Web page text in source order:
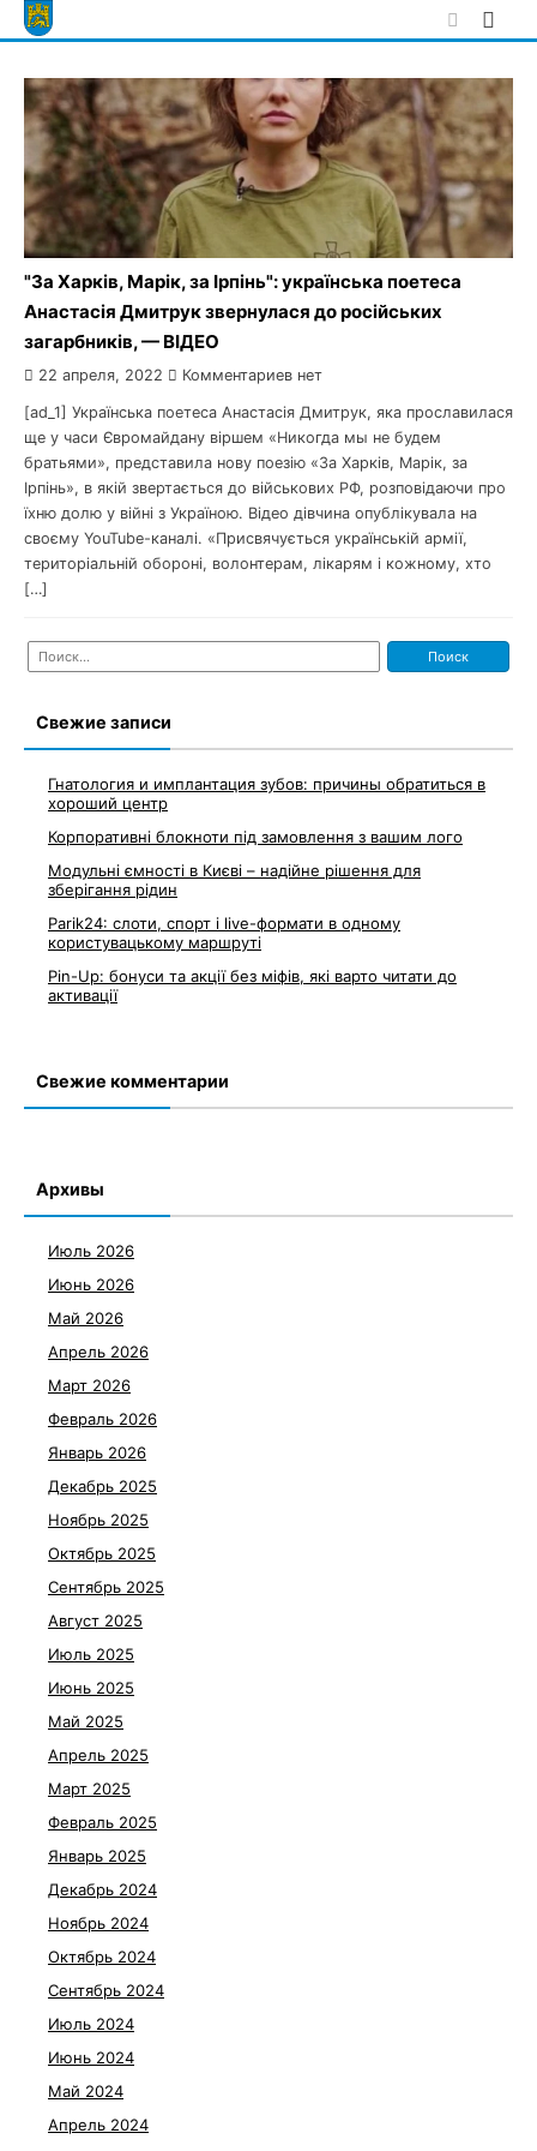
Skip
to
"За Харків, Марік, за Ірпінь": українська поетеса
Анастасія Дмитрук звернулася до російських
загарбників, — ВІДЕО
22 апреля, 2022 Комментариев нет
[ad_1] Українська поетеса Анастасія Дмитрук, яка прославилася
ще у часи Євромайдану віршем «Никогда мы не будем
братьями», представила нову поезію «За Харків, Марік, за
Ірпінь», в якій звертається до військових РФ, розповідаючи про
їхню долю у війні з Україною. Відео дівчина опублікувала на
своєму YouTube-каналі. «Присвячується українській армії,
територіальній обороні, волонтерам, лікарям і кожному, хто
[…]
Найти:
Свежие записи
Гнатология и имплантация зубов: причины обратиться в
хороший центр
Корпоративні блокноти під замовлення з вашим лого
Модульні ємності в Києві – надійне рішення для
зберігання рідин
Parik24: слоти, спорт і live-формати в одному
користувацькому маршруті
Pin-Up: бонуси та акції без міфів, які варто читати до
активації
Свежие комментарии
Архивы
Июль 2026
Июнь 2026
Май 2026
Апрель 2026
Март 2026
Февраль 2026
Январь 2026
Декабрь 2025
Ноябрь 2025
Октябрь 2025
Сентябрь 2025
Август 2025
Июль 2025
Июнь 2025
Май 2025
Апрель 2025
Март 2025
Февраль 2025
Январь 2025
Декабрь 2024
Ноябрь 2024
Октябрь 2024
Сентябрь 2024
Июль 2024
Июнь 2024
Май 2024
Апрель 2024